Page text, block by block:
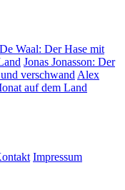
Waal: Der Hase mit
Jonas Jonasson: Der
verschwand Alex
auf dem Land
Impressum